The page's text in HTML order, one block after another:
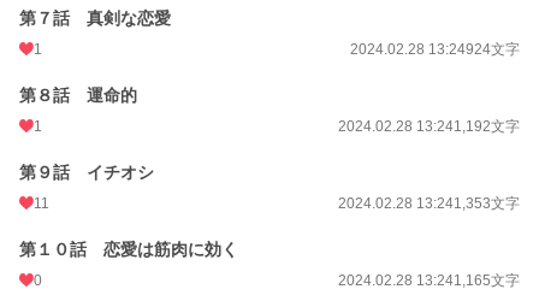
第７話 真剣な恋愛
1 2024.02.28 13:24924文字
第８話 運命的
1 2024.02.28 13:241,192文字
第９話 イチオシ
11 2024.02.28 13:241,353文字
第１０話 恋愛は筋肉に効く
0 2024.02.28 13:241,165文字